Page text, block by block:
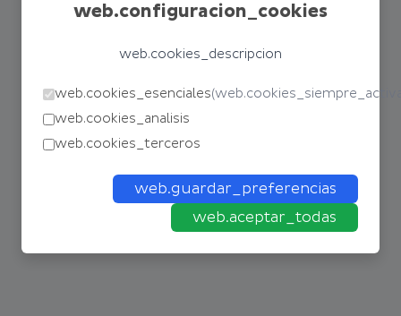
web.configuracion_cookies
web.cookies_descripcion
web.cookies_esenciales(
web.cookies_analisis
web.cookies_terceros
web.guardar_preferencias
web.aceptar_todas